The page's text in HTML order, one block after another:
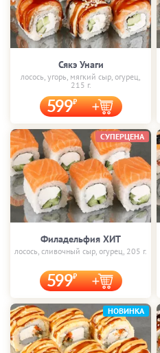
Сякэ Унаги
лосось, угорь, мягкий сыр, огурец,
215 г.
599
Филадельфия ХИТ
лосось, сливочный сыр, огурец, 205 г.
599
СУПЕРЦЕНА
НОВИНКА